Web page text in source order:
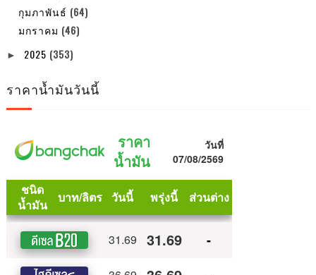
กุมภาพันธ์ (64)
มกราคม (46)
► 2025 (353)
ราคาน้ำมันวันนี้